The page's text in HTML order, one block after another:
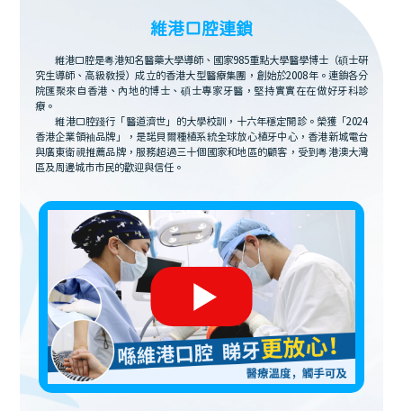
維港口腔連鎖
維港口腔是粵港知名醫藥大學導師、國家985重點大學醫學博士（碩士研
究生導師、高級教授）成立的香港大型醫療集團，創始於2008年。連鎖各分
院匯聚來自香港、內地的博士、碩士專家牙醫，堅持實實在在做好牙科診
療。
維港口腔踐行「醫道濟世」的大學校訓，十六年穩定開診。榮獲「2024
香港企業領袖品牌」，是諾貝爾種植系統全球放心植牙中心，香港新城電台
與廣東衛視推薦品牌，服務超過三十個國家和地區的顧客，受到粵港澳大灣
區及周邊城市市民的歡迎與信任。